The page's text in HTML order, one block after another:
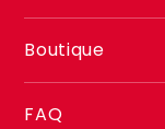
Boutique
FAQ